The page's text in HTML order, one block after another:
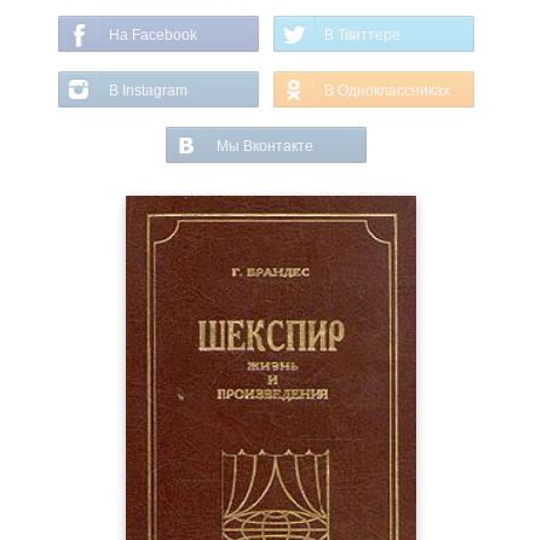
На Facebook В Твиттере
В Instagram В Одноклассниках
Мы Вконтакте